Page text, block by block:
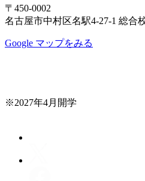
〒450-0002
名古屋市中村区名駅4-27-1 総合
Google マップをみる
※2027年4月開学